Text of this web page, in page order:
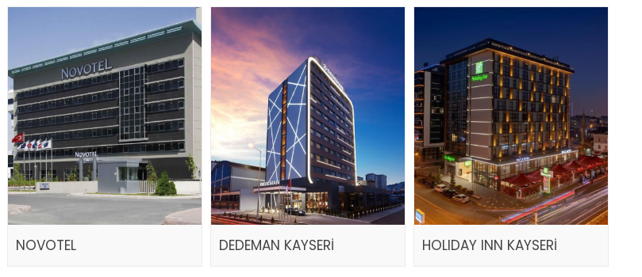
NOVOTEL DEDEMAN KAYSERİ HOLIDAY INN KAYSERİ